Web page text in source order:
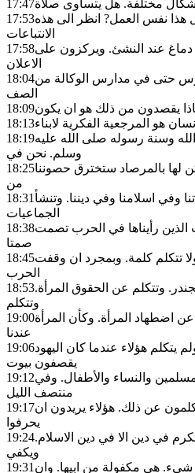
17:47مختلفة. هل يتساوى صلاة
17:53هذا نفس العمل? انظر الى هذه
الانتباعات
17:58عند النشئ. ويركزون على
الاعلان
18:04حتى في مدارس الوكالة من
الصف
18:09يقصدون من ذلك هو ان يكون
18:13هو المرجعية الفكرية لابناء
18:19وسنة رسوله صلى الله عليه
وسلم. نحن في
18:25بالمرصاد ستخترق حصوننا
من
18:31وفي اسلامنا وفي ديننا. وتنشأ
الجماعيات
18:38الذين رأيناها في الحرب تصمت
صمتا
18:45تتكلم كلمة. وبمجرد ان وقفت
الحرب
18:53وتتكلم عن الحقوق المرأة.
وتتكلم
19:00اضطهاد المرأة. وكأن المرأة
عندنا
19:06يتكلم هؤلاء عندما كان اليهود
يقصفون بيوت
19:12والنساء والأطفال. وفي
منتصف الليل
19:17عن ذلك. هؤلاء يريدون ان
يحرفوا
19:24في دين الا في دين الاسلام.
ويكفي
19:31شيء. هي مكفولة من ابيها. وان